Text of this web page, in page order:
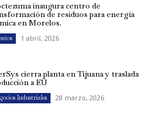
inaugura centro de
de residuos para energía
en Morelos.
1 abril, 2026
cierra planta en Tijuana y traslada
a EU
Industriales 28 marzo, 2026